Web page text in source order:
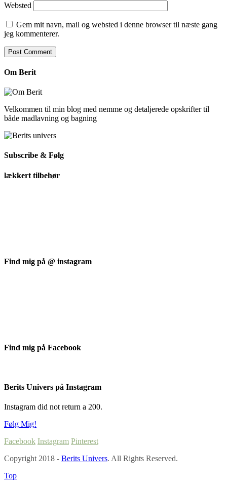
Websted
Gem mit navn, mail og websted i denne browser til næste gang
jeg kommenterer.
Om Berit
Velkommen til min blog med nemme og detaljerede opskrifter til
både madlavning og bagning
Subscribe & Følg
lækkert tilbehør
Find mig på @ instagram
Find mig på Facebook
Berits Univers på Instagram
Instagram did not return a 200.
Følg Mig!
Facebook Instagram Pinterest
Copyright 2018 - Berits Univers. All Rights Reserved.
Top